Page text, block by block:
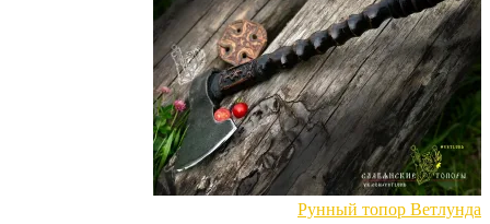
Рунный топор Ветлунда